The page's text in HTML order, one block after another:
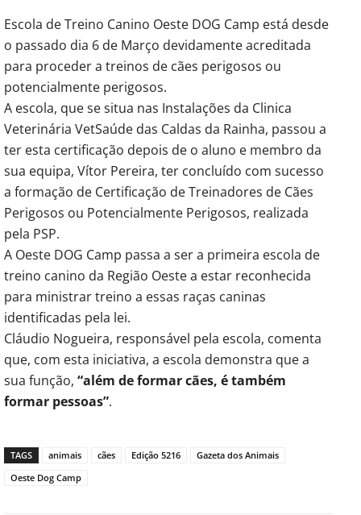
Escola de Treino Canino Oeste DOG Camp está desde
o passado dia 6 de Março devidamente acreditada
para proceder a treinos de cães perigosos ou
potencialmente perigosos.
A escola, que se situa nas Instalações da Clinica
Veterinária VetSaúde das Caldas da Rainha, passou a
ter esta certificação depois de o aluno e membro da
sua equipa, Vítor Pereira, ter concluído com sucesso
a formação de Certificação de Treinadores de Cães
Perigosos ou Potencialmente Perigosos, realizada
pela PSP.
A Oeste DOG Camp passa a ser a primeira escola de
treino canino da Região Oeste a estar reconhecida
para ministrar treino a essas raças caninas
identificadas pela lei.
Cláudio Nogueira, responsável pela escola, comenta
que, com esta iniciativa, a escola demonstra que a
sua função, “além de formar cães, é também
formar pessoas”.
TAGS animais cães Edição 5216
Gazeta dos Animais
Oeste Dog Camp